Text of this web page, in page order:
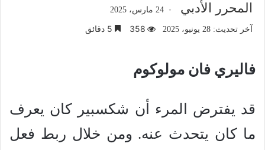
المحرر الأدبي 24 مارس، 2025
آخر تحديث: 28 يونيو، 2025 358
فاليري فان مولوكوم
قد يفترض المرء أن شكسبير كان يعرف
ما كان يتحدث عنه. ومن خلال ربط فعل